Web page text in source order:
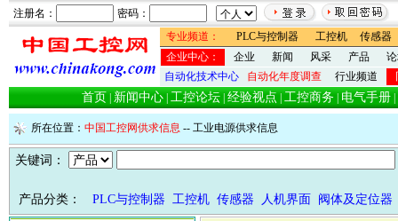
注册名：
密码：
专业频道：
PLC与控制器 工控机
传感器
企业中心：
企业 新闻 风采 产品
自动化技术中心
自动化年度调查 行业频道
首页 新闻中心 工控论坛 经验视点 工控商务 电气手册
所在位置： 中国工控网供求信息 -- 工业电源供求信息
关键词：
产品分类： PLC与控制器 工控机 传感器 人机界面 阀体及定位器